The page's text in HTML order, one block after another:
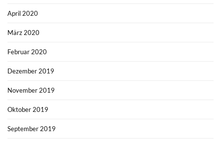
April 2020
März 2020
Februar 2020
Dezember 2019
November 2019
Oktober 2019
September 2019